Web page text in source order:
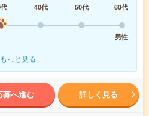
40代 50代
60代
男性
もっと見る
募へ進む 詳しく見る